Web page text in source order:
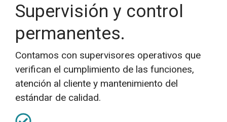
Supervisión y control
permanentes.
Contamos con supervisores operativos que
verifican el cumplimiento de las funciones,
atención al cliente y mantenimiento del
estándar de calidad.